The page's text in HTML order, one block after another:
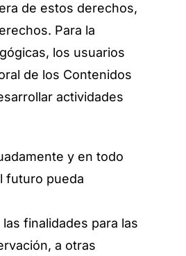
de estos derechos,
Para la
los usuarios
de los Contenidos
actividades
y en todo
futuro pueda
finalidades para las
a otras